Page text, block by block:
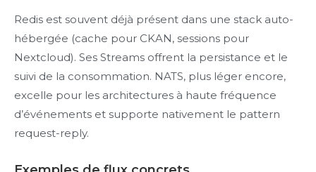
Redis est souvent déjà présent dans une stack auto-
hébergée (cache pour CKAN, sessions pour
Nextcloud). Ses Streams offrent la persistance et le
suivi de la consommation. NATS, plus léger encore,
excelle pour les architectures à haute fréquence
d’événements et supporte nativement le pattern
request-reply.